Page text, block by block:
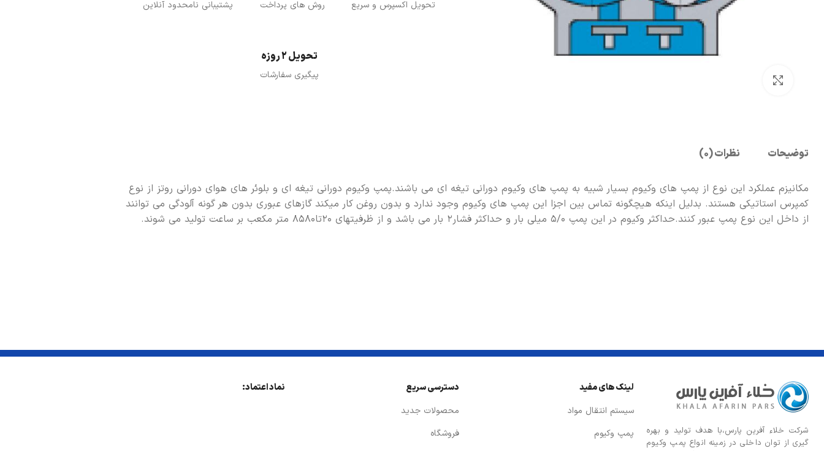
تحویل اکسپرس و سریع روش های پرداخت پشتیبانی نامحدود آنلاین
تحویل 2 روزه
پیگیری سفارشات
توضیحات نظرات (0)
مکانیزم عملکرد این نوع از پمپ های وکیوم بسیار شبیه به پمپ های وکیوم دورانی تیغه ای می باشند.پمپ وکیوم دورانی تیغه ای و بلوئر های هوای دورانی روتز از نوع
کمپرس استاتیکی هستند. بدلیل اینکه هیچگونه تماس بین اجزا این پمپ های وکیوم وجود ندارد و بدون روغن کار میکند گازهای عبوری بدون هر گونه آلودگی می توانند
از داخل این نوع پمپ عبور کنند.حداکثر وکیوم در این پمپ ۵/۰ میلی بار و حداکثر فشار۲ بار می باشد و از ظرفیتهای ۲۰تا۸۵۸۰ متر مکعب بر ساعت تولید می شوند.
شركت خلاء آفرین پارس،با هدف توليد و بهره
گيری از توان داخلی در زمينه انواع پمپ وكيوم
لینک های مفید
سیستم انتقال مواد
پمپ وکیوم
دسترسی سریع
محصولات جدید
فروشگاه
نماد اعتماد: